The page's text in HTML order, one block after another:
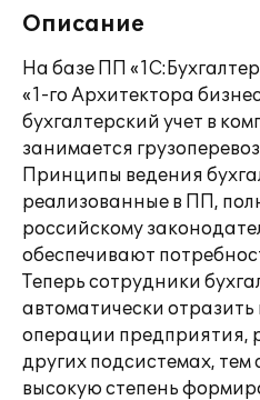
Описание
На базе ПП
«1-го Архитектора
бухгалтерский учет в
занимается
Принципы ведения
реализованные в ПП,
российскому
обеспечивают
Теперь сотрудники
автоматически отразить
операции предприятия,
других подсистемах,
высокую степень